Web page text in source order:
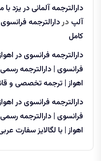
دارالترجمه آلمانی در یزد
آلپ دردارالترجمه
کامل
دارالترجمه فرانسوی در
فرانسوی | دارالترجمه
اهواز | ترجمه تخصصی و
دارالترجمه فرانسوی در
فرانسوی | دارالترجمه
اهواز | با لگالایز سفارت